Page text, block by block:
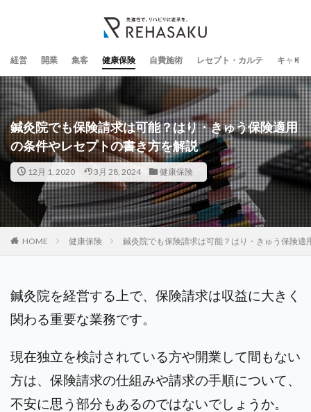
経営 開業 集客 健康保険 自費施術 レセプト・カルテ キャリ
鍼灸院でも保険請求は可能？はり・きゅう保険適用
の条件やレセプトの書き方を解説
12月 1, 2020 3月 28, 2024 健康保険
HOME 健康保険 鍼灸院でも保険請求は可能？はり・きゅう保険適
鍼灸院を経営する上で、保険請求は収益に大きく
関わる重要な業務です。
現在独立を検討されている方や開業して間もない
方は、保険請求の仕組みや請求の手順について、
不安に思う部分もあるのではないでしょうか。